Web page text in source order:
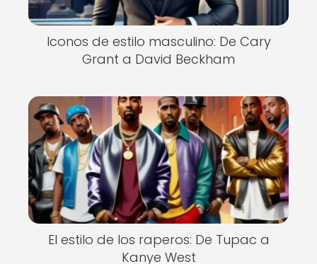
Iconos de estilo masculino: De Cary
Grant a David Beckham
El estilo de los raperos: De Tupac a
Kanye West